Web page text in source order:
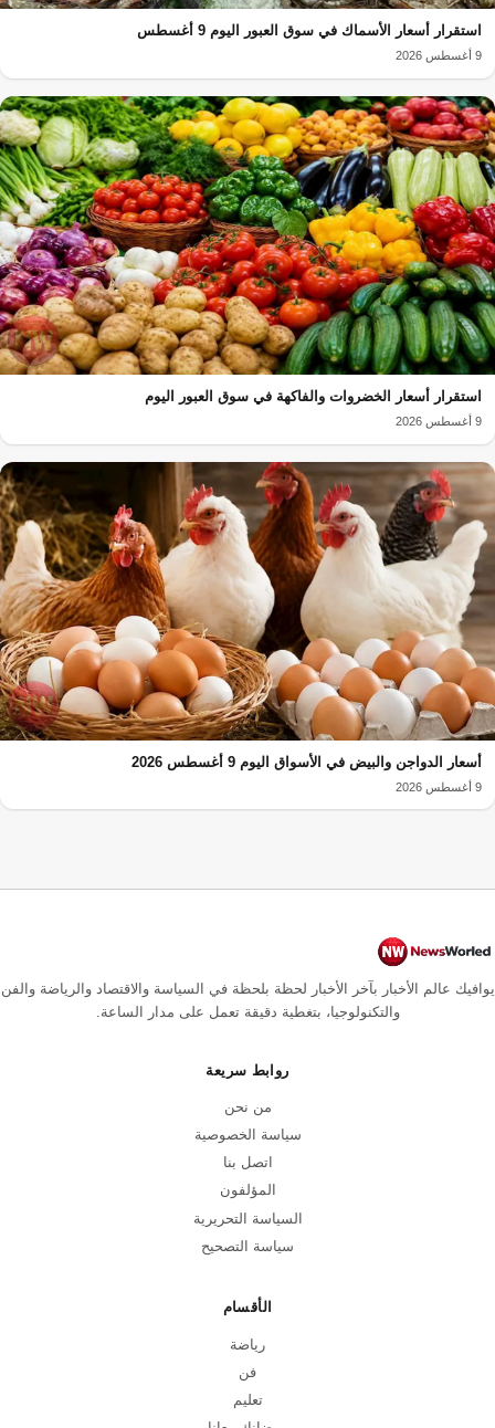
استقرار أسعار الأسماك في سوق العبور اليوم 9 أغسطس
9 أغسطس 2026
استقرار أسعار الخضروات والفاكهة في سوق العبور اليوم
9 أغسطس 2026
أسعار الدواجن والبيض في الأسواق اليوم 9 أغسطس 2026
9 أغسطس 2026
يوافيك عالم الأخبار بآخر الأخبار لحظة بلحظة في السياسة والاقتصاد والرياضة والفن
والتكنولوجيا، بتغطية دقيقة تعمل على مدار الساعة.
روابط سريعة
من نحن
سياسة الخصوصية
اتصل بنا
المؤلفون
السياسة التحريرية
سياسة التصحيح
الأقسام
رياضة
فن
تعليم